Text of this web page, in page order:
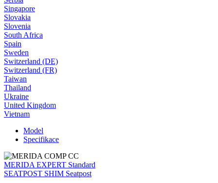
Singapore
Slovakia
Slovenia
South Africa
Spain
Sweden
Switzerland (DE)
Switzerland (FR)
Taiwan
Thailand
Ukraine
United Kingdom
Vietnam
Model
Specifikace
MERIDA EXPERT Standard
SEATPOST SHIM Seatpost